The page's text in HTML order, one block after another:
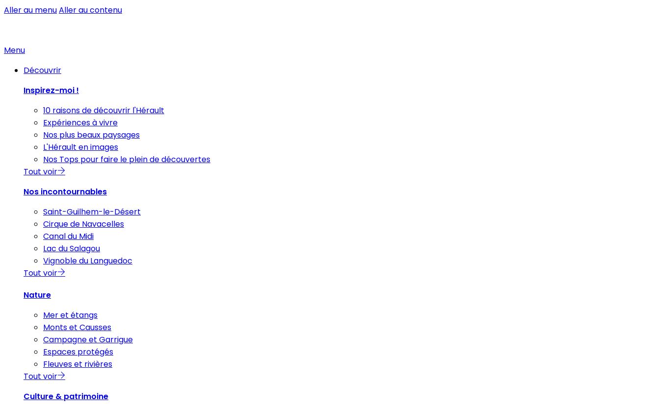
Aller au menuAller au contenu
Menu
Découvrir
Inspirez-moi !
10 raisons de découvrir l'Hérault
Expériences à vivre
Nos plus beaux paysages
L'Hérault en images
Nos Tops pour faire le plein de découvertes
Tout voir
Nos incontournables
Saint-Guilhem-le-Désert
Cirque de Navacelles
Canal du Midi
Lac du Salagou
Vignoble du Languedoc
Tout voir
Nature
Mer et étangs
Monts et Causses
Campagne et Garrigue
Espaces protégés
Fleuves et rivières
Tout voir
Culture & patrimoine